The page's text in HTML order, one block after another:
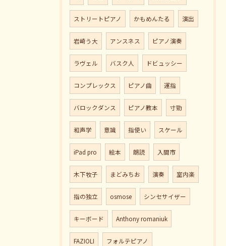
ストリートピアノ かもめんたる 演出
岩崎う大 アンスネス ピアノ演奏
ラヴェル バスク人 ドビュッシー
コンプレックス ピアノ曲 運指
バロックダンス ピアノ教本 寸勁
和声学 意識 指使い スケール
iPad pro 絵本 朗読 入間市
木下牧子 まどみちお 演奏 室内楽
指の独立 osmose シンセサイザー
キーボード Anthony romaniuk
FAZIOLI フォルテピアノ